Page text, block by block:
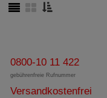
0800-10 11 422
gebührenfreie Rufnummer
Versandkostenfrei